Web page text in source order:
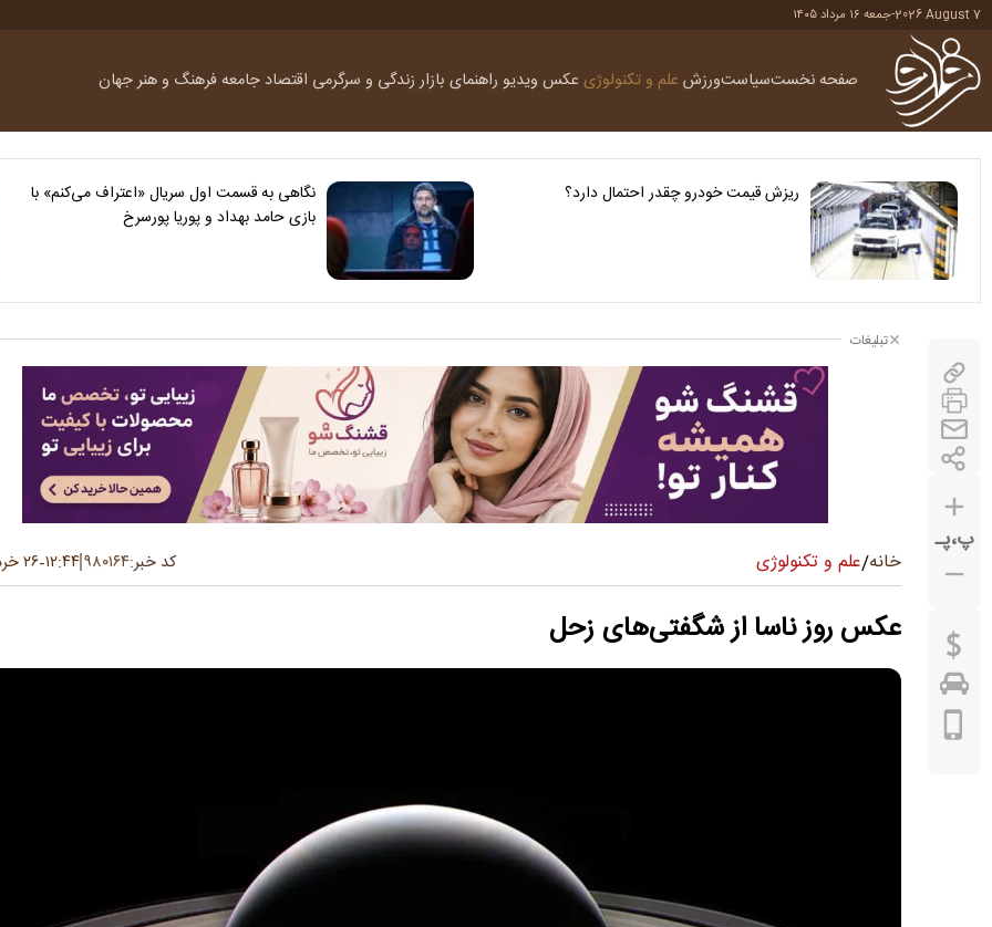
2026 August 7
-جمعه ۱۶ مرداد ۱۴۰۵
صفحه نخستسیاستورزش علم و تکنولوژی عکس ویدیو راهنمای بازارزندگی و سرگرمی اقتصاد جامعهفرهنگ و هنرجهان
ریزش قیمت خودرو چقدر احتمال دارد؟
نگاهی به قسمت اول سریال «اعتراف می‌کنم» با
بازی حامد بهداد و پوریا پورسرخ
پ،پـ
تبلیغات
خانه/علم و تکنولوژی کد خبر:۹۸۰۱۶۴ ۱۲:۴۴-۲۶ خرداد ۱۴۰۵
عکس روز ناسا از شگفتی‌های زحل